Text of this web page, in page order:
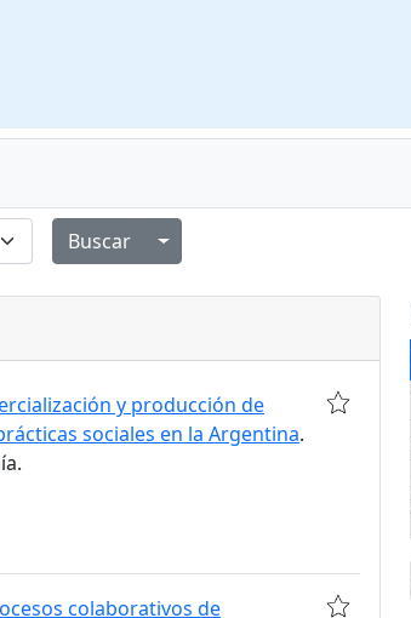
Alternar menú desplegable
y producción de
sociales en la Argentina.
colaborativos de